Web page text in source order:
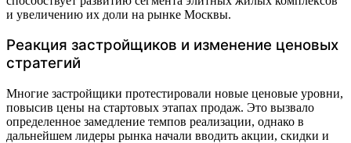
и увеличению их доли на рынке Москвы.
Реакция застройщиков и изменение ценовых
стратегий
Многие застройщики протестировали новые ценовые уровни,
повысив цены на стартовых этапах продаж. Это вызвало
определенное замедление темпов реализации, однако в
дальнейшем лидеры рынка начали вводить акции, скидки и